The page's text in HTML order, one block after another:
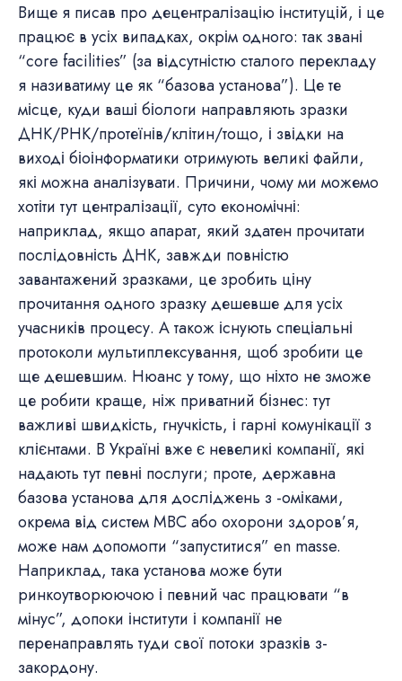
Вище я писав про децентралізацію інституцій, і це
працює в усіх випадках, окрім одного: так звані
“core facilities” (за відсутністю сталого перекладу
я називатиму це як “базова установа”). Це те
місце, куди ваші біологи направляють зразки
ДНК/РНК/протеїнів/клітин/тощо, і звідки на
виході біоінформатики отримують великі файли,
які можна аналізувати. Причини, чому ми можемо
хотіти тут централізації, суто економічні:
наприклад, якщо апарат, який здатен прочитати
послідовність ДНК, завжди повністю
завантажений зразками, це зробить ціну
прочитання одного зразку дешевше для усіх
учасників процесу. А також існують спеціальні
протоколи мультиплексування, щоб зробити це
ще дешевшим. Нюанс у тому, що ніхто не зможе
це робити краще, ніж приватний бізнес: тут
важливі швидкість, гнучкість, і гарні комунікації з
клієнтами. В Україні вже є невеликі компанії, які
надають тут певні послуги; проте, державна
базова установа для досліджень з -оміками,
окрема від систем МВС або охорони здоров’я,
може нам допомогти “запуститися” en masse.
Наприклад, така установа може бути
ринкоутворюючою і певний час працювати “в
мінус”, допоки інститути і компанії не
перенаправлять туди свої потоки зразків з-
закордону.